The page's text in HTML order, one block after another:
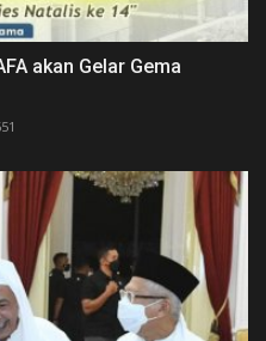
akan Gelar Gema